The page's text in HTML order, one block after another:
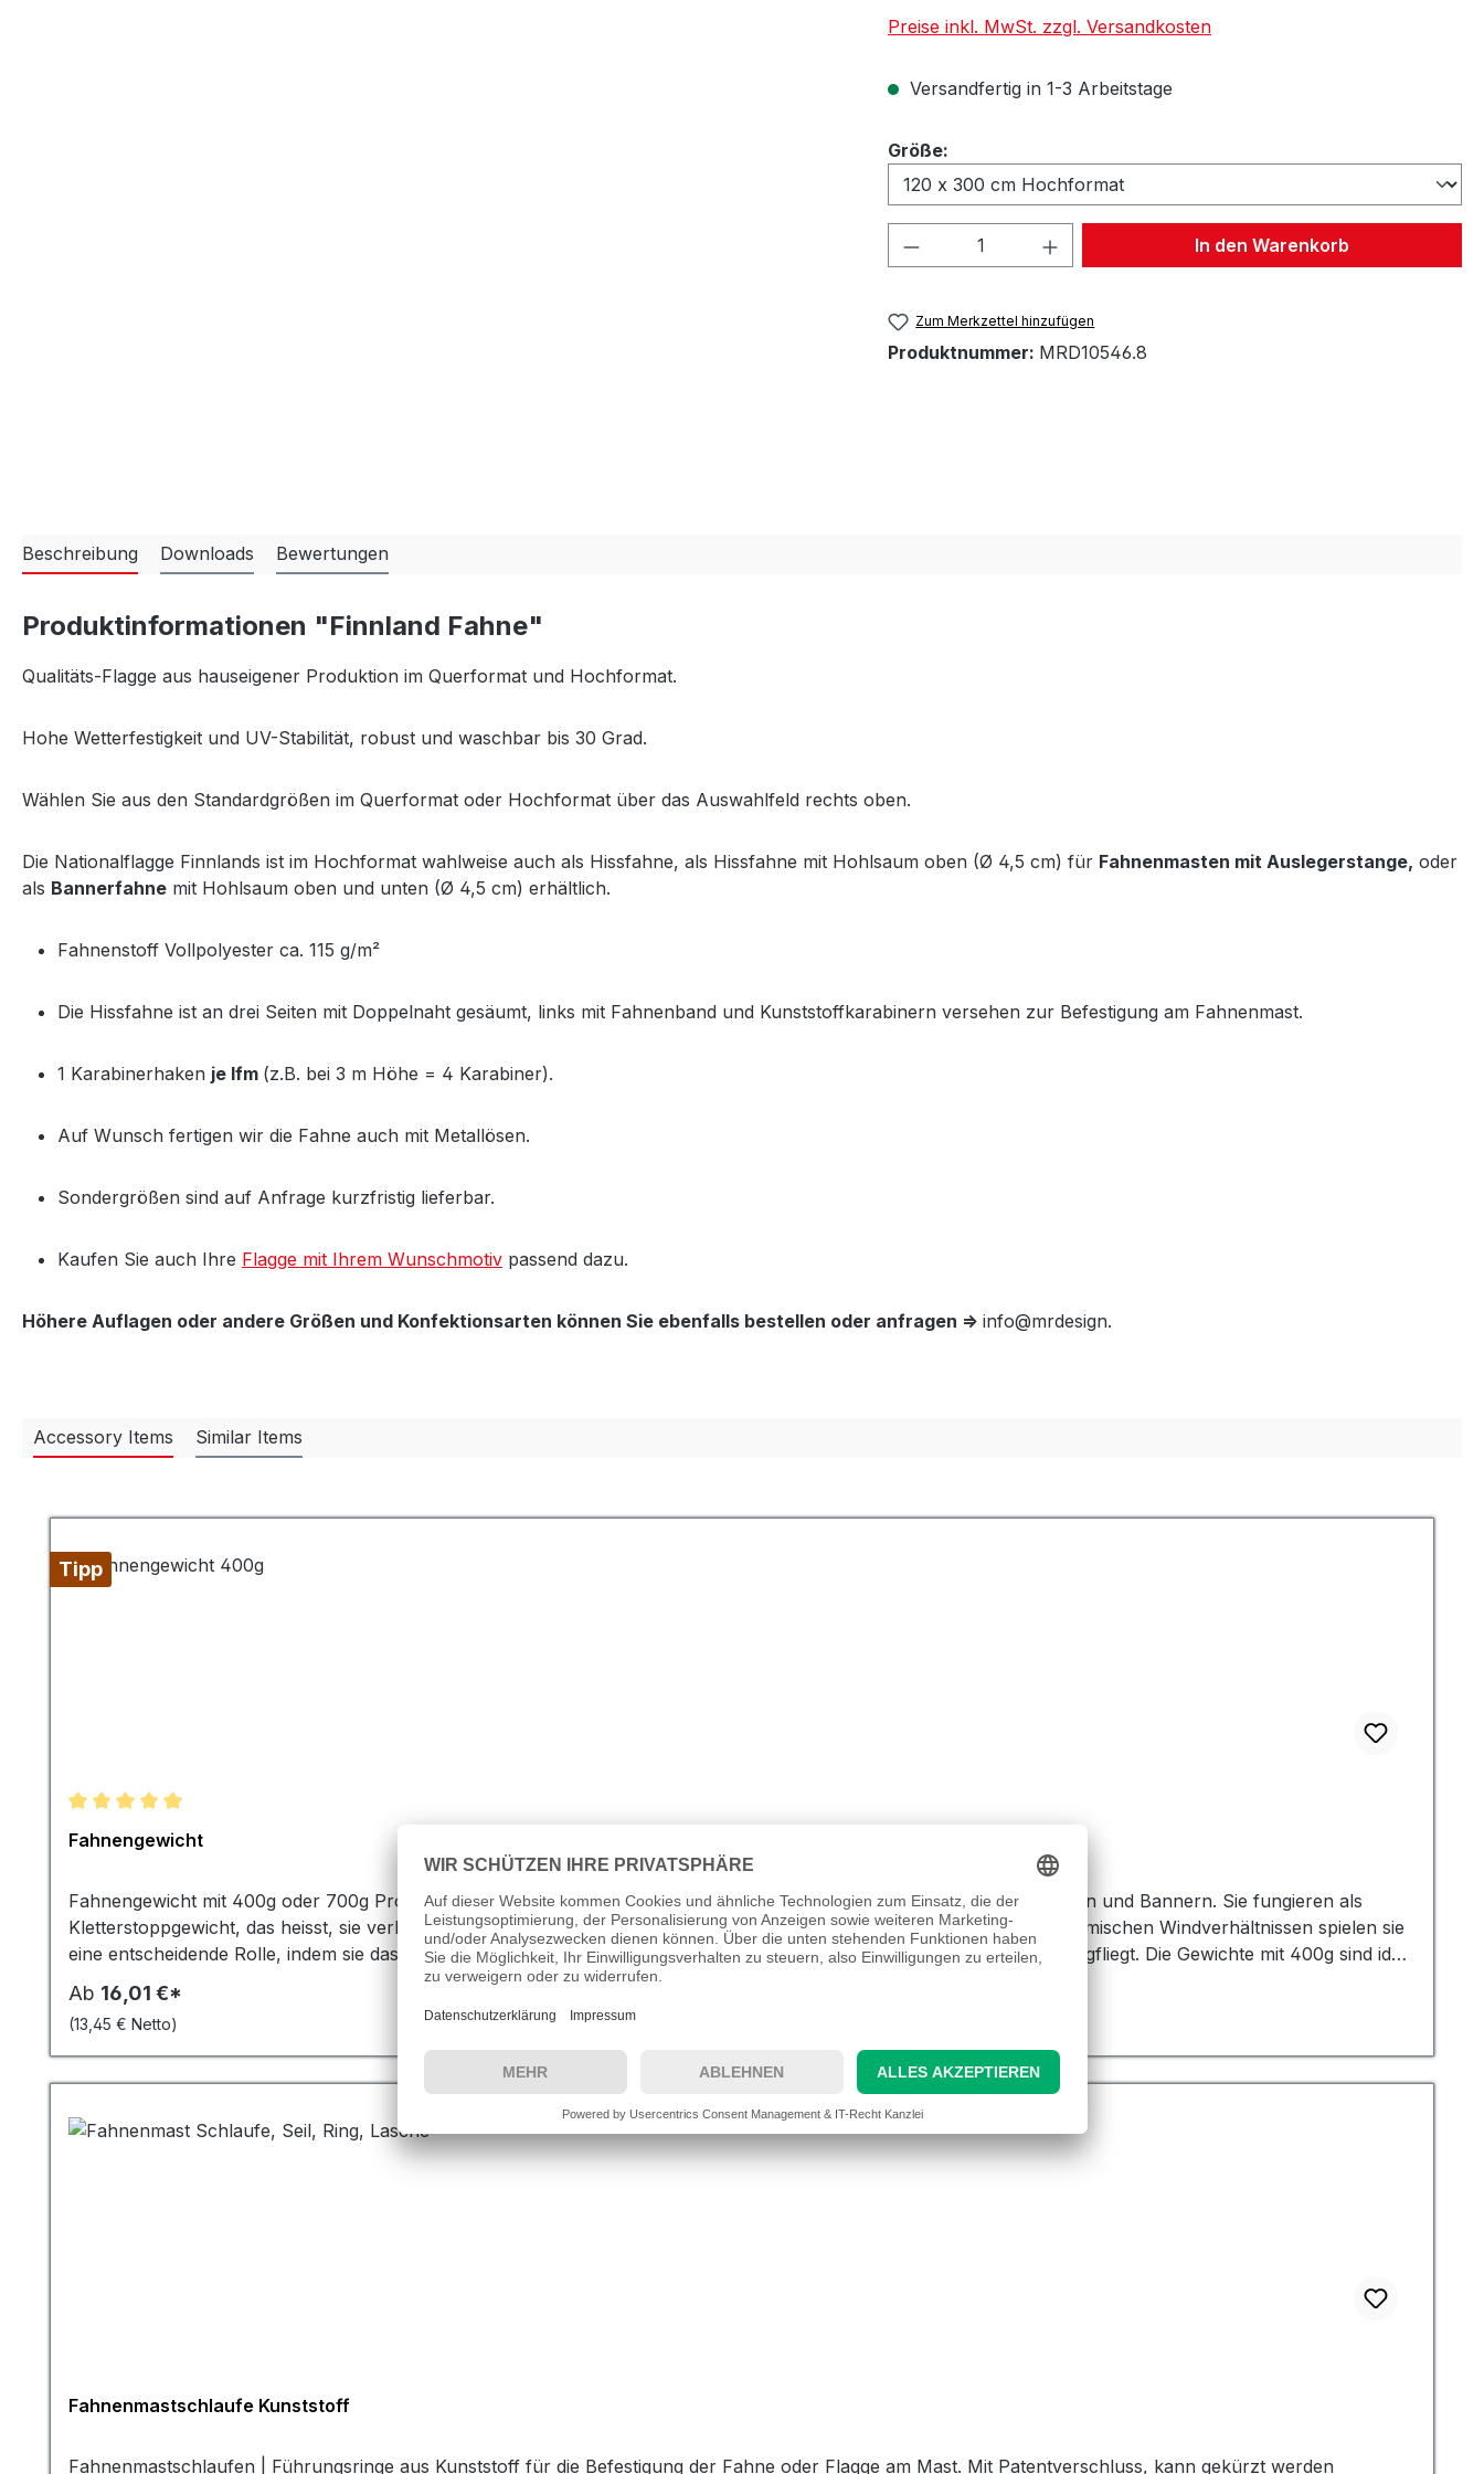
Preise inkl. MwSt. zzgl. Versandkosten
Versandfertig in 1-3 Arbeitstage
Größe:
Produkt Anzahl: Gib den gewünschten Wert
In den Warenkorb
Zum Merkzettel hinzufügen
Produktnummer: MRD10546.8
Beschreibung Downloads Bewertungen
Produktinformationen "Finnland Fahne"
Qualitäts-Flagge aus hauseigener Produktion im Querformat und Hochformat.
Hohe Wetterfestigkeit und UV-Stabilität, robust und waschbar bis 30 Grad.
Wählen Sie aus den Standardgrößen im Querformat oder Hochformat über das Auswahlfeld rechts oben.
Die Nationalflagge Finnlands ist im Hochformat wahlweise auch als Hissfahne, als Hissfahne mit Hohlsaum oben (Ø 4,5 cm) für Fahnenmasten mit Auslegerstange, oder
als Bannerfahne mit Hohlsaum oben und unten (Ø 4,5 cm) erhältlich.
Fahnenstoff Vollpolyester ca. 115 g/m²
Die Hissfahne ist an drei Seiten mit Doppelnaht gesäumt, links mit Fahnenband und Kunststoffkarabinern versehen zur Befestigung am Fahnenmast.
1 Karabinerhaken je lfm (z.B. bei 3 m Höhe = 4 Karabiner).
Auf Wunsch fertigen wir die Fahne auch mit Metallösen.
Sondergrößen sind auf Anfrage kurzfristig lieferbar.
Kaufen Sie auch Ihre Flagge mit Ihrem Wunschmotiv passend dazu.
Höhere Auflagen oder andere Größen und Konfektionsarten können Sie ebenfalls bestellen oder anfragen => info@mrdesign.
Accessory Items Similar Items
Tipp
Durchschnittliche Bewertung von 5 von 5 Sternen
Fahnengewicht
Fahnengewicht mit 400g oder 700g Profi-Qualität sind wichtige Zubehörteile zur Sicherung und Stabilisierung von Fahnen und Bannern. Sie fungieren als
Kletterstoppgewicht, das heisst, sie verhindern, dass die Fahne oder das Banner sich um den Fahnenmast wickelt. In stürmischen Windverhältnissen spielen sie
eine entscheidende Rolle, indem sie das Flattern der Fahne minimieren und verhindern, dass diese zerrissen wird oder wegfliegt. Die Gewichte mit 400g sind ideal
für kleinere bis mittelgroße Fahnen, während die 700g schweren Gewichte für größere Fahnen ab 6 m² Fläche besser geeignet sind. Beide kommen in einer
Vielzahl von Fahnen und Bannergrößen zum Einsatz und eignen sich für alle normalen Fahnengrößen. Dies macht sie zu einer äußerst vielseitigen und
praktischen Investition für jeden, der seine Fahne sicher und stilvoll präsentieren möchte. Ein weiterer Vorteil dieser Fahnengewichte ist ihre geringe
Geräuschentwicklung. Im Gegensatz zu einigen anderen Arten aus Hartkunststoff oder Metall, die klirren oder klicken können, wenn sie gegen den Fahnenmast
schlagen, produzieren diese Gewichte kaum Geräusche. Dies macht sie zu einer guten Wahl für Orte, an denen Lärmbelästigung ein Anliegen sein könnte. Diese
Fahnengewichte werden oft auch als Sandsäcke bezeichnet, was auf die Art und Weise zurückzuführen ist, wie sie gefüllt und geformt sind. Sie können mit
Sand oder ähnlichem Material gefüllt und dann an der Fahne oder am Banner befestigt werden, um zu helfen, diese an Ort und Stelle zu halten.
Ab 16,01 €*
(13,45 € Netto)
Fahnenmastschlaufe Kunststoff
Fahnenmastschlaufen | Führungsringe aus Kunststoff für die Befestigung der Fahne oder Flagge am Mast. Mit Patentverschluss, kann gekürzt werden